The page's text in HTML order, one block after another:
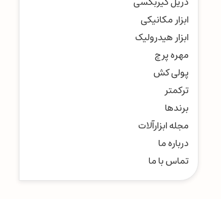
ابزار مکانیکی
ابزار هیدرولیک
مهره پرچ
پولی کش
ترکمتر
برندها
مجله ابزارآلات
درباره ما
تماس با ما